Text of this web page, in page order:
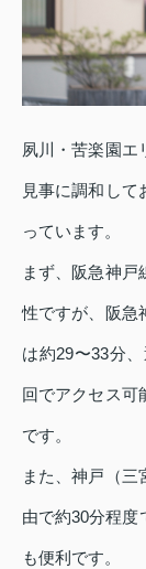
夙川・苦楽園エ
見事に調和して
っています。
まず、阪急神戸
性ですが、阪急
は約29〜33分
回でアクセス可
です。
また、神戸（三
由で約30分程度
も便利です。